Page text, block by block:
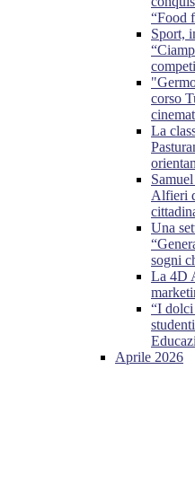
“Food
Sport,
corso
La
Alfieri
Una
sogni
La 4D
“I
Aprile 2026